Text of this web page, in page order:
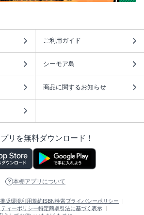
ご利用ガイド
シーモア島
商品に関するお知らせ
リを無料ダウンロード！
本棚アプリについて
推奨環境利用規約ISBN検索プライバシーポリシー
ィーポリシー特定商取引法に基づく表示